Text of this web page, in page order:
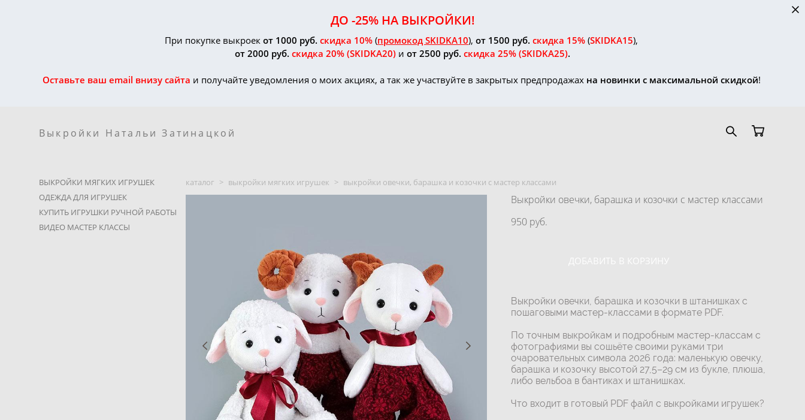
ДО -25% НА ВЫКРОЙКИ!
При покупке выкроек от 1000 руб. скидка 10% (промокод SKIDKA10), от 1500 руб. скидка 15% (SKIDKA15),
от 2000 руб. скидка 20% (SKIDKA20) и от 2500 руб. скидка 25% (SKIDKA25).
Оставьте ваш email внизу сайта и получайте уведомления о моих акциях, а так же участвуйте в закрытых предпродажах на новинки с максимальной скидкой!
Выкройки Натальи Затинацкой
ВЫКРОЙКИ МЯГКИХ ИГРУШЕК
ОДЕЖДА ДЛЯ ИГРУШЕК
КУПИТЬ ИГРУШКИ РУЧНОЙ РАБОТЫ
ВИДЕО МАСТЕР КЛАССЫ
каталог > выкройки мягких игрушек > выкройки овечки, барашка и козочки с мастер классами
Выкройки овечки, барашка и козочки с мастер классами
950 pуб.
ДОБАВИТЬ В КОРЗИНУ
Выкройки овечки, барашка и козочки в штанишках с
пошаговыми мастер-классами в формате PDF.
По точным выкройкам и подробным мастер-классам с
фотографиями вы сошьёте своими руками три
очаровательных символа 2026 года: маленькую овечку,
барашка и козочку высотой 27,5–29 см из букле, плюша,
либо вельбоа в бантиках и штанишках.
Что входит в готовый PDF файл с выкройками игрушек?